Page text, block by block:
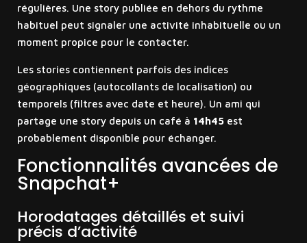
régulières. Une story publiée en dehors du rythme
habituel peut signaler une activité inhabituelle ou un
moment propice pour le contacter.
Les stories contiennent parfois des indices
géographiques (autocollants de localisation) ou
temporels (filtres avec date et heure). Un ami qui
partage une story depuis un café à 14h45est
probablement disponible pour échanger.
Fonctionnalités avancées de
Snapchat+
Horodatages détaillés et suivi
précis d’activité